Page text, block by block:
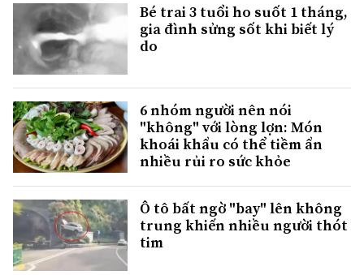
Bé trai 3 tuổi ho suốt 1 tháng,
gia đình sửng sốt khi biết lý
do
6 nhóm người nên nói
"không" với lòng lợn: Món
khoái khẩu có thể tiềm ẩn
nhiều rủi ro sức khỏe
Ô tô bất ngờ "bay" lên không
trung khiến nhiều người thót
tim